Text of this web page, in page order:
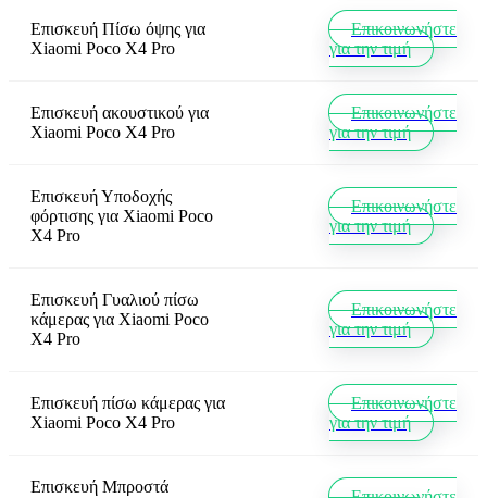
Επισκευή Πίσω όψης για
Xiaomi Poco X4 Pro
Επικοινωνήστε
για την τιμή
Επισκευή ακουστικού για
Xiaomi Poco X4 Pro
Επικοινωνήστε
για την τιμή
Επισκευή Υποδοχής
φόρτισης για Xiaomi Poco
X4 Pro
Επικοινωνήστε
για την τιμή
Επισκευή Γυαλιού πίσω
κάμερας για Xiaomi Poco
X4 Pro
Επικοινωνήστε
για την τιμή
Επισκευή πίσω κάμερας για
Xiaomi Poco X4 Pro
Επικοινωνήστε
για την τιμή
Επισκευή Μπροστά